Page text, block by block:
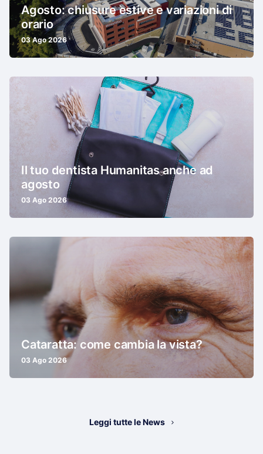
Agosto: chiusure estive e variazioni di
orario
03 Ago 2026
Il tuo dentista Humanitas anche ad
agosto
03 Ago 2026
Cataratta: come cambia la vista?
03 Ago 2026
Leggi tutte le News